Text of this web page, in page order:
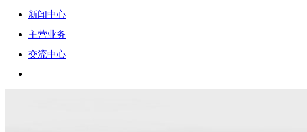
新闻中心
主营业务
交流中心